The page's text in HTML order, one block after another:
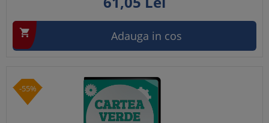
 Adauga in cos
-55%